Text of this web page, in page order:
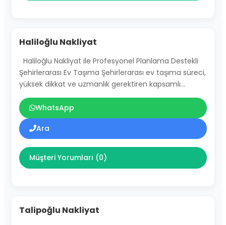
Haliloğlu Nakliyat
Haliloğlu Nakliyat ile Profesyonel Planlama Destekli
Şehirlerarası Ev Taşıma Şehirlerarası ev taşıma süreci,
yüksek dikkat ve uzmanlık gerektiren kapsamlı…
WhatsApp
Ara
Müşteri Yorumları (0)
Talipoğlu Nakliyat